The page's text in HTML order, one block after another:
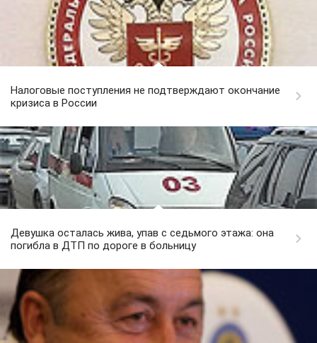
Налоговые поступления не подтверждают окончание
кризиса в России
Девушка осталась жива, упав с седьмого этажа: она
погибла в ДТП по дороге в больницу